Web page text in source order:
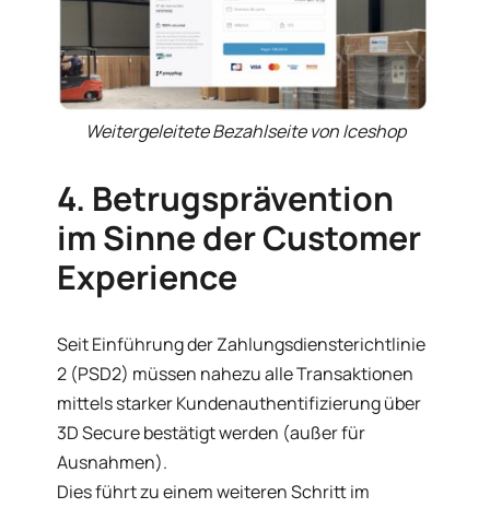
Weitergeleitete Bezahlseite von Iceshop
4. Betrugsprävention
im Sinne der Customer
Experience
Seit Einführung der Zahlungsdiensterichtlinie
2 (PSD2) müssen nahezu alle Transaktionen
mittels starker Kundenauthentifizierung über
3D Secure bestätigt werden (außer für
Ausnahmen).
Dies führt zu einem weiteren Schritt im